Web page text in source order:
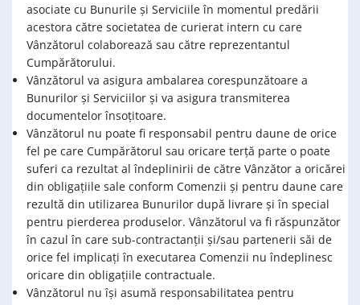
asociate cu Bunurile și Serviciile în momentul predării
acestora către societatea de curierat intern cu care
Vânzătorul colaborează sau către reprezentantul
Cumpărătorului.
Vânzătorul va asigura ambalarea corespunzătoare a
Bunurilor și Serviciilor și va asigura transmiterea
documentelor însoțitoare.
Vânzătorul nu poate fi responsabil pentru daune de orice
fel pe care Cumpărătorul sau oricare terță parte o poate
suferi ca rezultat al îndeplinirii de către Vânzător a oricărei
din obligațiile sale conform Comenzii și pentru daune care
rezultă din utilizarea Bunurilor după livrare și în special
pentru pierderea produselor. Vânzătorul va fi răspunzător
în cazul în care sub-contractanții și/sau partenerii săi de
orice fel implicați în executarea Comenzii nu îndeplinesc
oricare din obligațiile contractuale.
Vânzătorul nu își asumă responsabilitatea pentru